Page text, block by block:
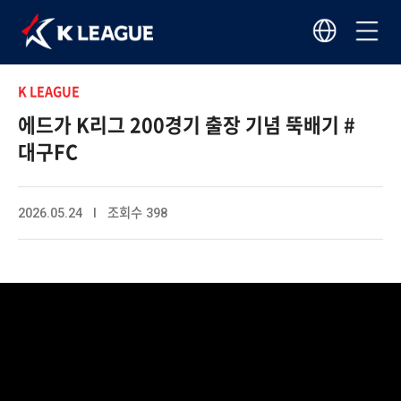
K LEAGUE
에드가 K리그 200경기 출장 기념 뚝배기 #
대구FC
2026.05.24 I 조회수 398